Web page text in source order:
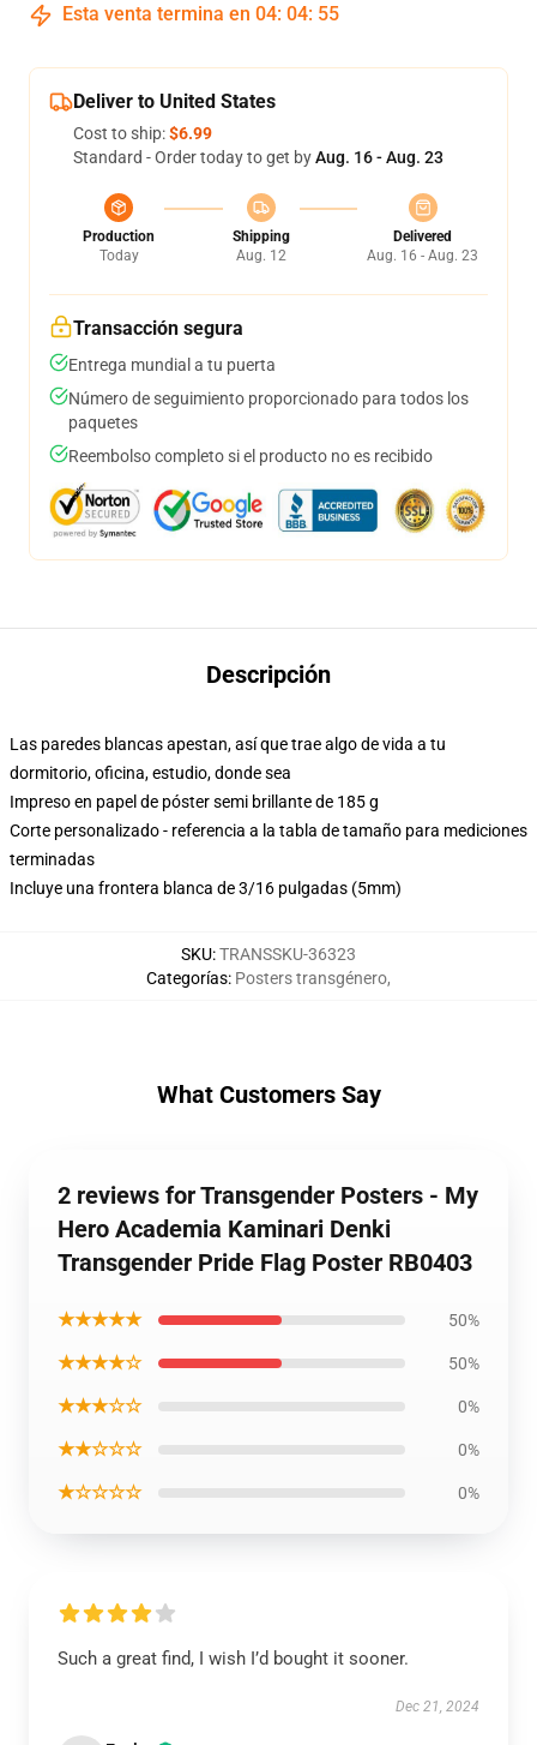
Esta venta termina en 04: 04: 54
Deliver to United States
Cost to ship:$6.99
Standard - Order today to get byAug. 16 - Aug. 23
Production
Today
Shipping
Aug. 12
Delivered
Aug. 16 - Aug. 23
Transacción segura
Entrega mundial a tu puerta
Número de seguimiento proporcionado para todos los
paquetes
Reembolso completo si el producto no es recibido
Descripción
Las paredes blancas apestan, así que trae algo de vida a tu
dormitorio, oficina, estudio, donde sea
Impreso en papel de póster semi brillante de 185 g
Corte personalizado - referencia a la tabla de tamaño para mediciones
terminadas
Incluye una frontera blanca de 3/16 pulgadas (5mm)
SKU:TRANSSKU-36323
Categorías: Posters transgénero,
What Customers Say
2 reviews for Transgender Posters - My
Hero Academia Kaminari Denki
Transgender Pride Flag Poster RB0403
★★★★★ 50%
★★★★☆ 50%
★★★☆☆ 0%
★★☆☆☆ 0%
★☆☆☆☆ 0%
Such a great find, I wish I’d bought it sooner.
Dec 21, 2024